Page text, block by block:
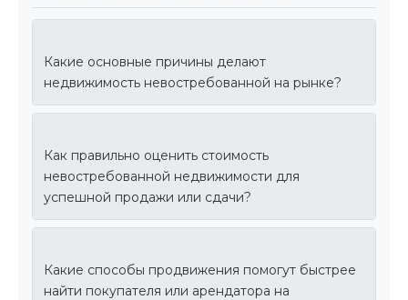
Какие основные причины делают
недвижимость невостребованной на рынке?
Как правильно оценить стоимость
невостребованной недвижимости для
успешной продажи или сдачи?
Какие способы продвижения помогут быстрее
найти покупателя или арендатора на